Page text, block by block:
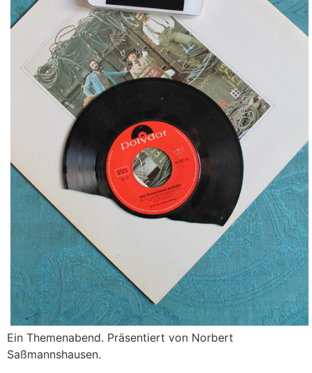
Ein Themenabend. Präsentiert von Norbert
Saßmannshausen.